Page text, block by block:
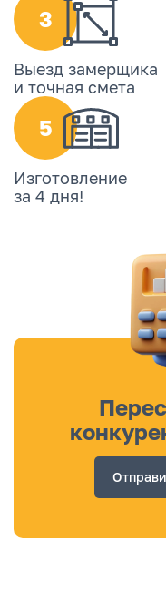
3
Выезд замерщика
и точная смета
5
Изготовление
за 4 дня!